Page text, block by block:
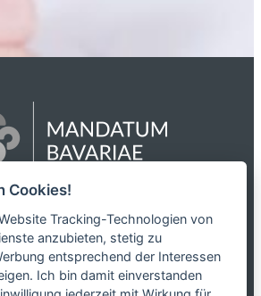
Das Netzwerk
Partnerkanzleien
Karriere
Cookies!
Tracking-Technologien von
anzubieten, stetig zu
entsprechend der Interessen
Ich bin damit einverstanden